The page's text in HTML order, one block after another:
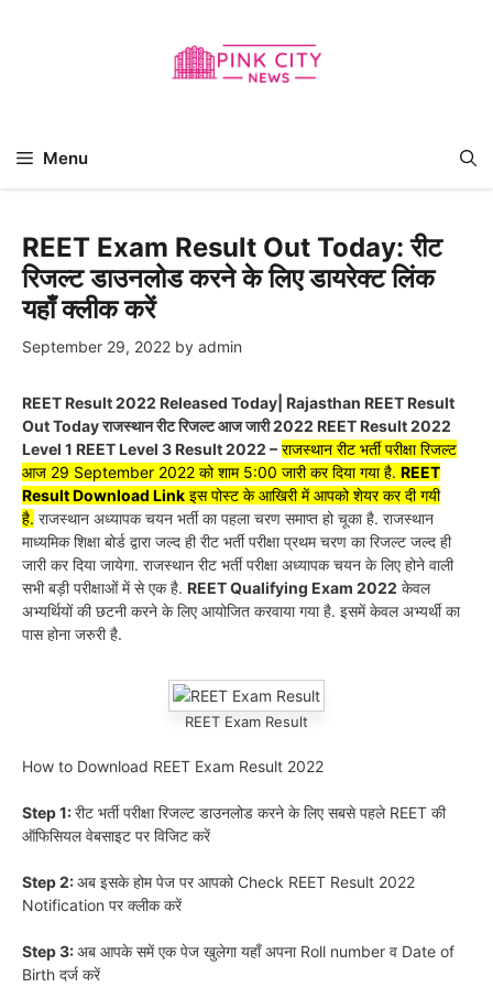
Menu
REET Exam Result Out Today: रीट
रिजल्ट डाउनलोड करने के लिए डायरेक्ट लिंक
यहाँ क्लीक करें
September 29, 2022 by admin
REET Result 2022 Released Today| Rajasthan REET Result
Out Today राजस्थान रीट रिजल्ट आज जारी 2022 REET Result 2022
Level 1 REET Level 3 Result 2022 – राजस्थान रीट भर्ती परीक्षा रिजल्ट
आज 29 September 2022 को शाम 5:00 जारी कर दिया गया है. REET
Result Download Link इस पोस्ट के आखिरी में आपको शेयर कर दी गयी
है. राजस्थान अध्यापक चयन भर्ती का पहला चरण समाप्त हो चूका है. राजस्थान
माध्यमिक शिक्षा बोर्ड द्वारा जल्द ही रीट भर्ती परीक्षा प्रथम चरण का रिजल्ट जल्द ही
जारी कर दिया जायेगा. राजस्थान रीट भर्ती परीक्षा अध्यापक चयन के लिए होने वाली
सभी बड़ी परीक्षाओं में से एक है. REET Qualifying Exam 2022 केवल
अभ्यर्थियों की छटनी करने के लिए आयोजित करवाया गया है. इसमें केवल अभ्यर्थी का
पास होना जरुरी है.
REET Exam Result
How to Download REET Exam Result 2022
Step 1:रीट भर्ती परीक्षा रिजल्ट डाउनलोड करने के लिए सबसे पहले REET की
ऑफिसियल वेबसाइट पर विजिट करें
Step 2:अब इसके होम पेज पर आपको Check REET Result 2022
Notification पर क्लीक करें
Step 3:अब आपके समें एक पेज खुलेगा यहाँ अपना Roll number व Date of
Birth दर्ज करें